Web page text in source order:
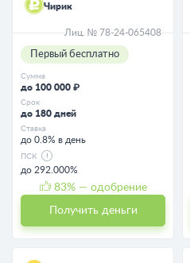
Чирик
Лиц. № 78-24-065408
Первый бесплатно
Сумма
до 100 000 ₽
Срок
до 180 дней
Ставка
до 0.8% в день
ПСК
до 292.000%
83% — одобрение
Получить деньги